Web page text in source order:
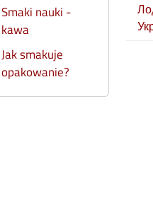
Smaki nauki -
kawa
Jak smakuje
opakowanie?